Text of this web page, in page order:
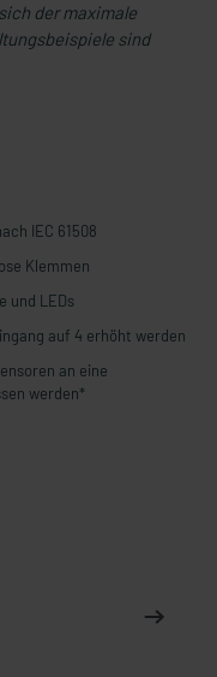
der maximale
sind
IEC 61508
Klemmen
und LEDs
auf 4 erhöht werden
an eine
werden*